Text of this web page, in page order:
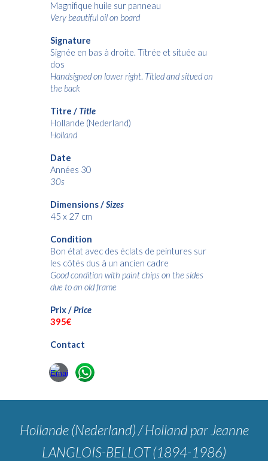
Magnifique huile sur panneau
Very beautiful oil on board
Signature
Signée en bas à droite. Titrée et située au
dos
Handsigned on lower right. Titled and situed on
the back
Titre / Title
Hollande (Nederland)
Holland
Date
Années 30
30s
Dimensions /Sizes
45 x 27 cm
Condition
Bon état avec des éclats de peintures sur
les côtés dus à un ancien cadre
Good condition with paint chips on the sides
due to an old frame
Prix /Price
395€
Contact
Hollande (Nederland) / Holland par Jeanne
LANGLOIS-BELLOT (1894-1986)